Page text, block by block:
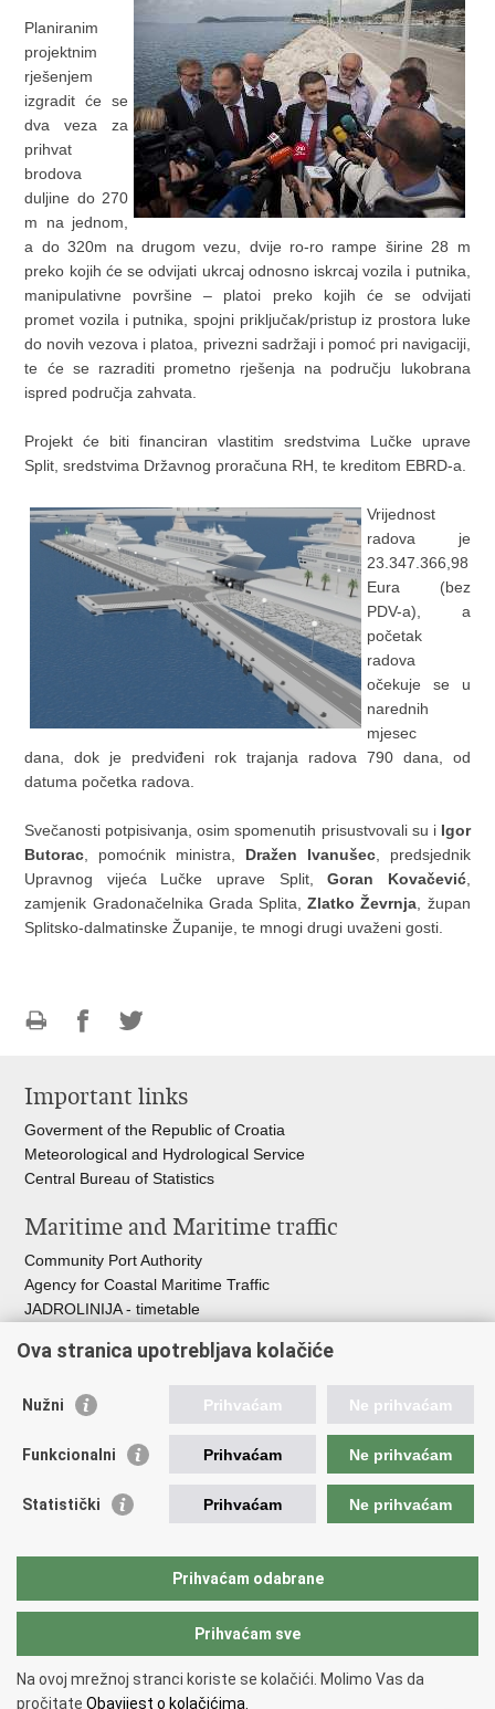
Planiranim
projektnim
rješenjem
izgradit će se
dva veza za
prihvat
brodova
duljine do 270
m na jednom,
a do 320m na drugom vezu, dvije ro-ro rampe širine 28 m
preko kojih će se odvijati ukrcaj odnosno iskrcaj vozila i putnika,
manipulativne površine – platoi preko kojih će se odvijati
promet vozila i putnika, spojni priključak/pristup iz prostora luke
do novih vezova i platoa, privezni sadržaji i pomoć pri navigaciji,
te će se razraditi prometno rješenja na području lukobrana
ispred područja zahvata.
Projekt će biti financiran vlastitim sredstvima Lučke uprave
Split, sredstvima Državnog proračuna RH, te kreditom EBRD-a.
Vrijednost
radova je
23.347.366,98
Eura (bez
PDV-a), a
početak
radova
očekuje se u
narednih
mjesec
dana, dok je predviđeni rok trajanja radova 790 dana, od
datuma početka radova.
Svečanosti potpisivanja, osim spomenutih prisustvovali su i Igor
Butorac, pomoćnik ministra, Dražen Ivanušec, predsjednik
Upravnog vijeća Lučke uprave Split,Goran Kovačević,
zamjenik Gradonačelnika Grada Splita,Zlatko Ževrnja, župan
Splitsko-dalmatinske Županije, te mnogi drugi uvaženi gosti.
page
FacebookTwitteru
Important links
Goverment of the Republic of Croatia
Meteorological and Hydrological Service
Central Bureau of Statistics
Maritime and Maritime traffic
Community Port Authority
Agency for Coastal Maritime Traffic
JADROLINIJA - timetable
Croatian Motorways
Bus station Zagreb
Craotian Railways Passenger Transport
Zagreb International Airport - Franjo Tuđman
Copyright © 2026 Ministarstvo mora, prometa i infrastrukture Republike
Hrvatske.
Terms of use
Ova stranica upotrebljava kolačiće
Nužni Prihvaćam Ne prihvaćam
Funkcionalni Prihvaćam Ne prihvaćam
Statistički Prihvaćam Ne prihvaćam
Prihvaćam odabrane
Prihvaćam sve
Na ovoj mrežnoj stranci koriste se kolačići. Molimo Vas da
pročitate Obavijest o kolačićima.